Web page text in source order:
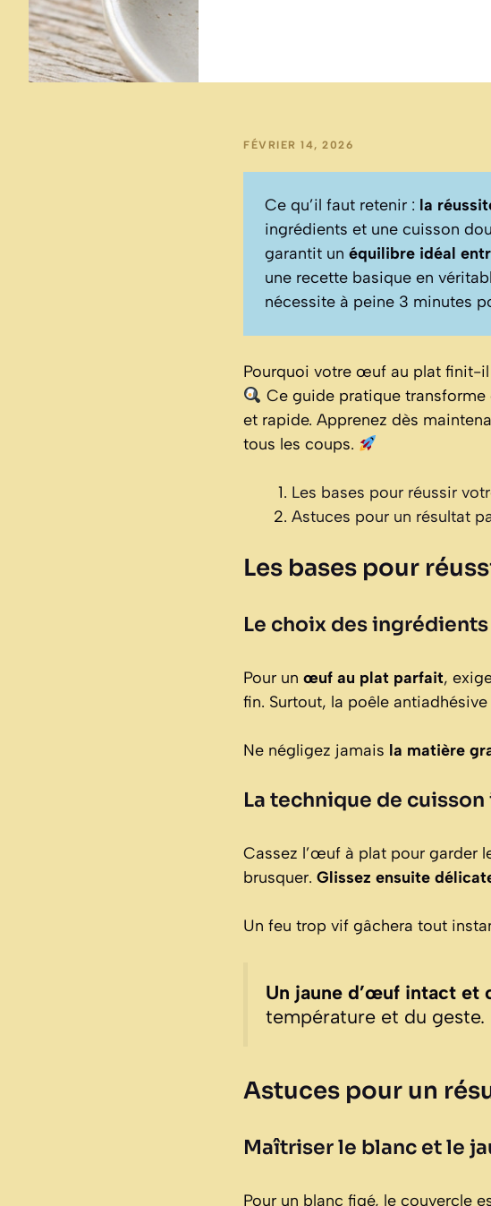
FÉVRIER 14, 2026
Ce qu’il faut retenir : la
ingrédients et une cuisson
garantit un équilibre idéal
une recette basique en
nécessite à peine 3 minutes
Pourquoi votre œuf au plat finit-il
Ce guide pratique
et rapide. Apprenez dès
tous les coups.
Les bases pour réussir
Astuces pour un résultat
Les bases pour
Le choix des
Pour un œuf au plat parfait,
fin. Surtout, la poêle
Ne négligez jamais la matière
La technique de cuisson
Cassez l’œuf à plat pour garder
brusquer. Glissez ensuite
Un feu trop vif gâchera tout
Un jaune d’œuf intact et
température et du geste.
Astuces pour un
Maîtriser le blanc et le
Pour un blanc figé, le couvercle